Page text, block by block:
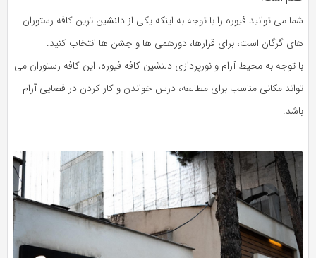
شما می توانید فیوره را با توجه به اینکه یکی از دلنشین ترین کافه رستوران
های گرگان است، برای قرارها، دورهمی ها و جشن ها انتخاب کنید.
با توجه به محیط آرام و نورپردازی دلنشین کافه فیوره، این کافه رستوران می
تواند مکانی مناسب برای مطالعه، درس خواندن و کار کردن در فضایی آرام
باشد.